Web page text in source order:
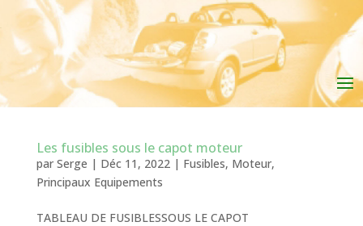
Les fusibles sous le capot moteur
par Serge | Déc 11, 2022| Fusibles, Moteur,
Principaux Equipements
TABLEAU DE FUSIBLESSOUS LE CAPOT